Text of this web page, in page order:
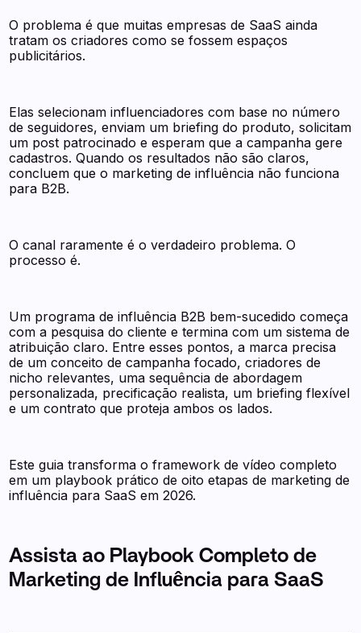
O problema é que muitas empresas de SaaS ainda
tratam os criadores como se fossem espaços
publicitários.
Elas selecionam influenciadores com base no número
de seguidores, enviam um briefing do produto, solicitam
um post patrocinado e esperam que a campanha gere
cadastros. Quando os resultados não são claros,
concluem que o marketing de influência não funciona
para B2B.
O canal raramente é o verdadeiro problema. O
processo é.
Um programa de influência B2B bem-sucedido começa
com a pesquisa do cliente e termina com um sistema de
atribuição claro. Entre esses pontos, a marca precisa
de um conceito de campanha focado, criadores de
nicho relevantes, uma sequência de abordagem
personalizada, precificação realista, um briefing flexível
e um contrato que proteja ambos os lados.
Este guia transforma o framework de vídeo completo
em um playbook prático de oito etapas de marketing de
influência para SaaS em 2026.
Assista ao Playbook Completo de
Marketing de Influência para SaaS